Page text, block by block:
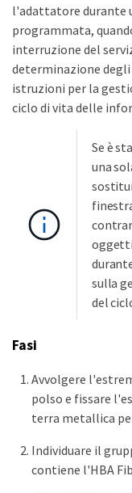
l'adattatore durante
programmata,
interruzione del
determinazione
istruzioni per la
ciclo di vita delle
Se è
una
sulla
del
Fasi
Avvolgere
polso e fissare
terra metallica
Individuare il
contiene l'HBA